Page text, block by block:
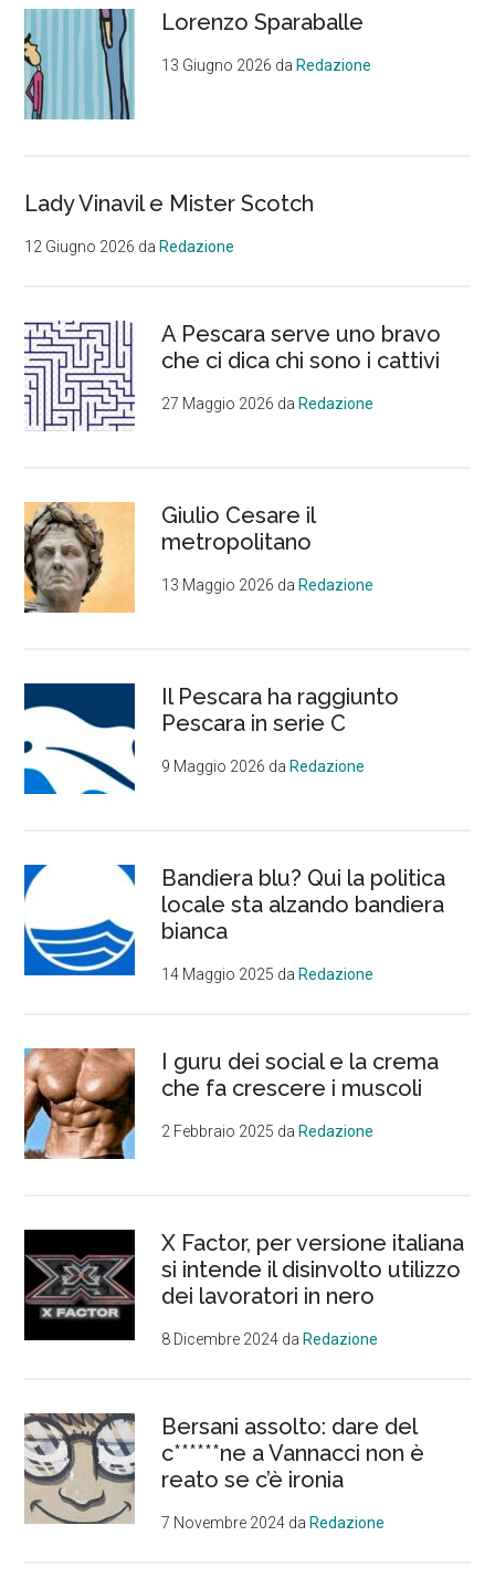
primaria
Lorenzo Sparaballe
13 Giugno 2026 da Redazione
Lady Vinavil e Mister Scotch
12 Giugno 2026 da Redazione
A Pescara serve uno bravo
che ci dica chi sono i cattivi
27 Maggio 2026 da Redazione
Giulio Cesare il
metropolitano
13 Maggio 2026 da Redazione
Il Pescara ha raggiunto
Pescara in serie C
9 Maggio 2026 da Redazione
Bandiera blu? Qui la politica
locale sta alzando bandiera
bianca
14 Maggio 2025 da Redazione
I guru dei social e la crema
che fa crescere i muscoli
2 Febbraio 2025 da Redazione
X Factor, per versione italiana
si intende il disinvolto utilizzo
dei lavoratori in nero
8 Dicembre 2024 da Redazione
Bersani assolto: dare del
c******ne a Vannacci non è
reato se c’è ironia
7 Novembre 2024 da Redazione